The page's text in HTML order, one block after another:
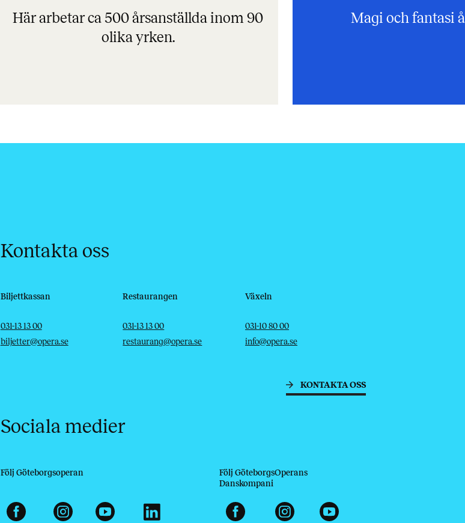
Här arbetar ca 500 årsanställda inom 90
olika yrken.
Magi och fantasi
Kontakta oss
Biljettkassan
Telefon
031-13 13 00
E-post
biljetter@opera.se
Restaurangen
Telefon
031-13 13 00
E-post
restaurang@opera.se
Växeln
Telefon
031-10 80 00
E-post
info@opera.se
KONTAKTA OSS
Sociala medier
Följ Göteborgsoperan
Följ GöteborgsOperans
Danskompani